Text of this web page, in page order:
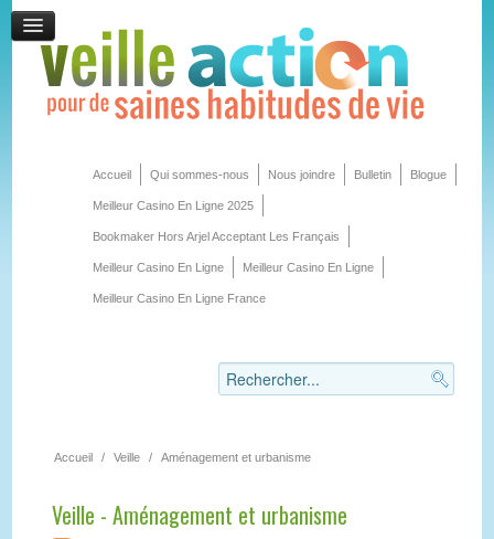
Accueil Qui sommes-nous Nous joindre Bulletin Blogue
Meilleur Casino En Ligne 2025
Bookmaker Hors Arjel Acceptant Les Français
Meilleur Casino En Ligne Meilleur Casino En Ligne
Meilleur Casino En Ligne France
Accueil / Veille / Aménagement et urbanisme
Veille - Aménagement et urbanisme